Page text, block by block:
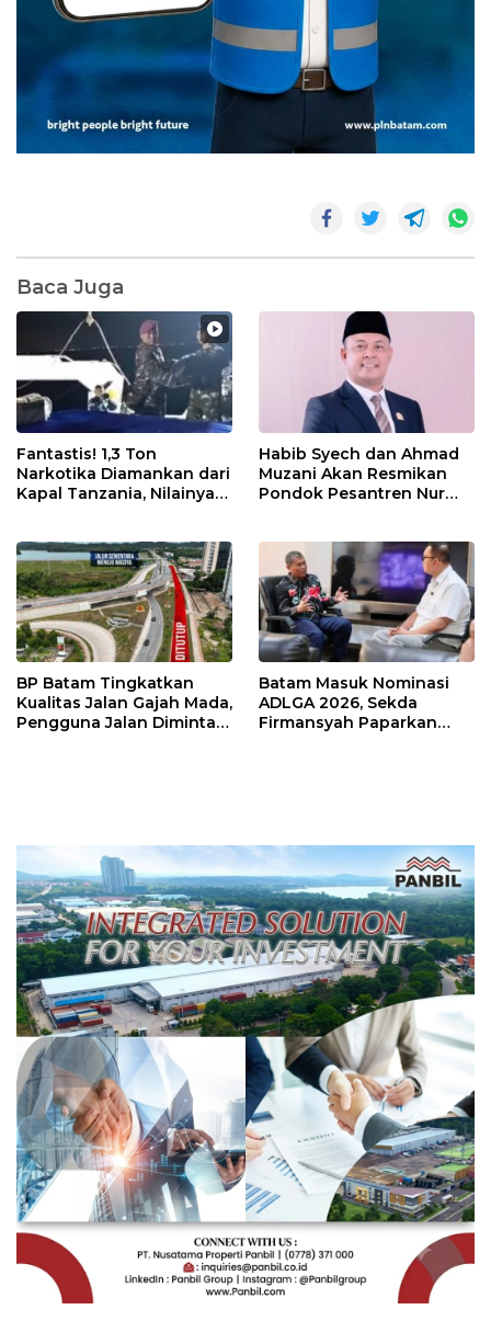
Baca Juga
Fantastis! 1,3 Ton
Narkotika Diamankan dari
Kapal Tanzania, Nilainya
Habib Syech dan Ahmad
Muzani Akan Resmikan
Pondok Pesantren Nur
BP Batam Tingkatkan
Kualitas Jalan Gajah Mada,
Pengguna Jalan Diminta
Batam Masuk Nominasi
ADLGA 2026, Sekda
Firmansyah Paparkan